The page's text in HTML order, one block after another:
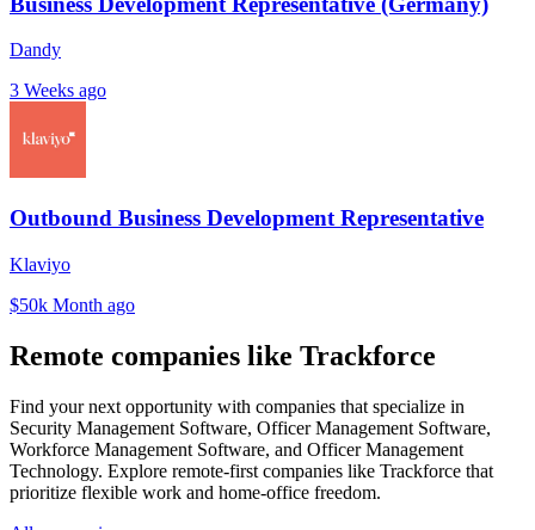
Dandy
3 Weeks ago
Outbound Business Development Representative
Klaviyo
$50k Month ago
Remote companies like Trackforce
Find your next opportunity with companies that specialize in
Security Management Software, Officer Management Software,
Workforce Management Software, and Officer Management
Technology. Explore remote-first companies like Trackforce that
prioritize flexible work and home-office freedom.